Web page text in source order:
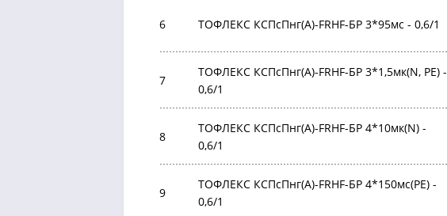
6 ТОФЛЕКС КСПсПнг(А)-FRHF-БР 3*95мс - 0,6/1
7
ТОФЛЕКС КСПсПнг(А)-FRHF-БР 3*1,5мк(N, PE) -
0,6/1
8
ТОФЛЕКС КСПсПнг(А)-FRHF-БР 4*10мк(N) -
0,6/1
9
ТОФЛЕКС КСПсПнг(А)-FRHF-БР 4*150мс(PE) -
0,6/1